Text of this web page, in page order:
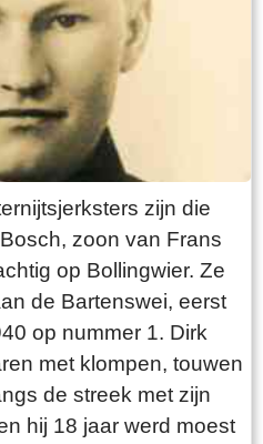
zijn die
zoon van Frans
op Bollingwier. Ze
de Bartenswei, eerst
op nummer 1. Dirk
met klompen, touwen
de streek met zijn
hij 18 jaar werd moest